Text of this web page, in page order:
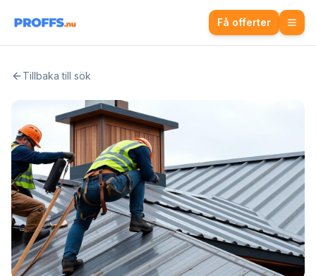
Få offerter
Tillbaka till sök